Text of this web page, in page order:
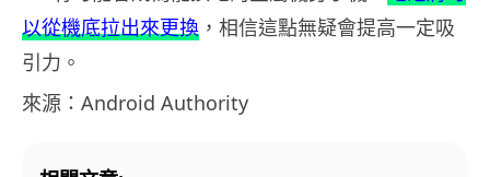
以從機底拉出來更換 ，相信這點無疑會提高一定吸
引力。
來源：Android Authority